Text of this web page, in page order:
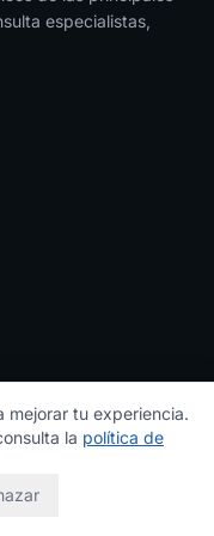
especialistas,
precios y coberturas de
mejorar tu experiencia.
la política de